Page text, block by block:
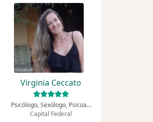
Virginia Ceccato
Psicólogo, Sexólogo, Psicoanalista
Capital Federal